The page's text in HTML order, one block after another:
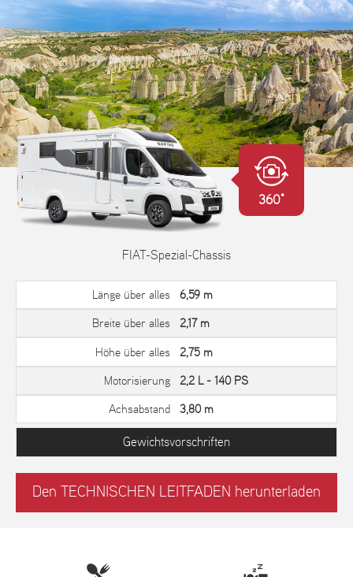
360°
FIAT-Spezial-Chassis
Länge über alles 6,59 m
Breite über alles 2,17 m
Höhe über alles 2,75 m
Motorisierung 2,2 L - 140 PS
Achsabstand 3,80 m
Gewichtsvorschriften
Den TECHNISCHEN LEITFADEN herunterladen